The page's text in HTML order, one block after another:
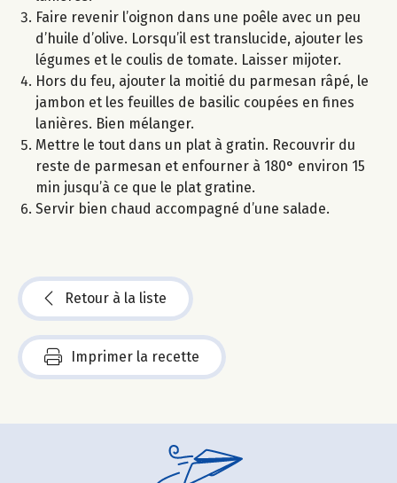
Faire revenir l’oignon dans une poêle avec un peu
d’huile d’olive. Lorsqu’il est translucide, ajouter les
légumes et le coulis de tomate. Laisser mijoter.
Hors du feu, ajouter la moitié du parmesan râpé, le
jambon et les feuilles de basilic coupées en fines
lanières. Bien mélanger.
Mettre le tout dans un plat à gratin. Recouvrir du
reste de parmesan et enfourner à 180° environ 15
min jusqu’à ce que le plat gratine.
Servir bien chaud accompagné d’une salade.
Retour à la liste
Imprimer la recette